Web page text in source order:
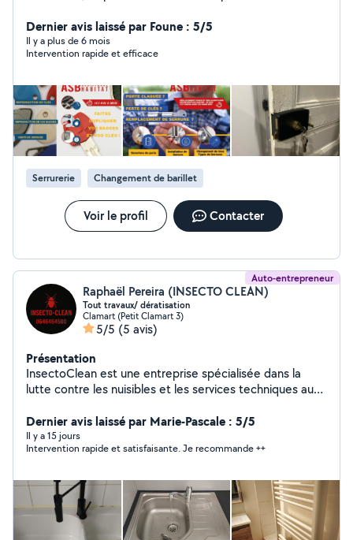
Dernier avis laissé par Foune : 5/5
Il y a plus de 6 mois
Intervention rapide et efficace
Serrurerie Changement de barillet
Voir le profil Contacter
Auto-entrepreneur
Raphaël Pereira (INSECTO CLEAN)
Tout travaux/ dératisation
Clamart (Petit Clamart 3)
5/5 (5 avis)
Présentation
InsectoClean est une entreprise spécialisée dans la
lutte contre les nuisibles et les services techniques aux
France. Nous intervenons pour la désinsectisation
(cafards, punaises de lit, fourmis, etc.), la dératisation,
la désinfection, ainsi que pour des travaux de plomberie,
priorité est d'offrir un service rapide, efficace et de
qualité, avec des solutions adaptées aux besoins de
chaque client. Nous mettons notre savoir-faire et notre
réactivité au service de votre satisfaction.
Dernier avis laissé par Marie-Pascale : 5/5
Il y a 15 jours
Intervention rapide et satisfaisante. Je recommande ++